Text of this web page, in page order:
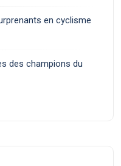
en cyclisme
des champions du